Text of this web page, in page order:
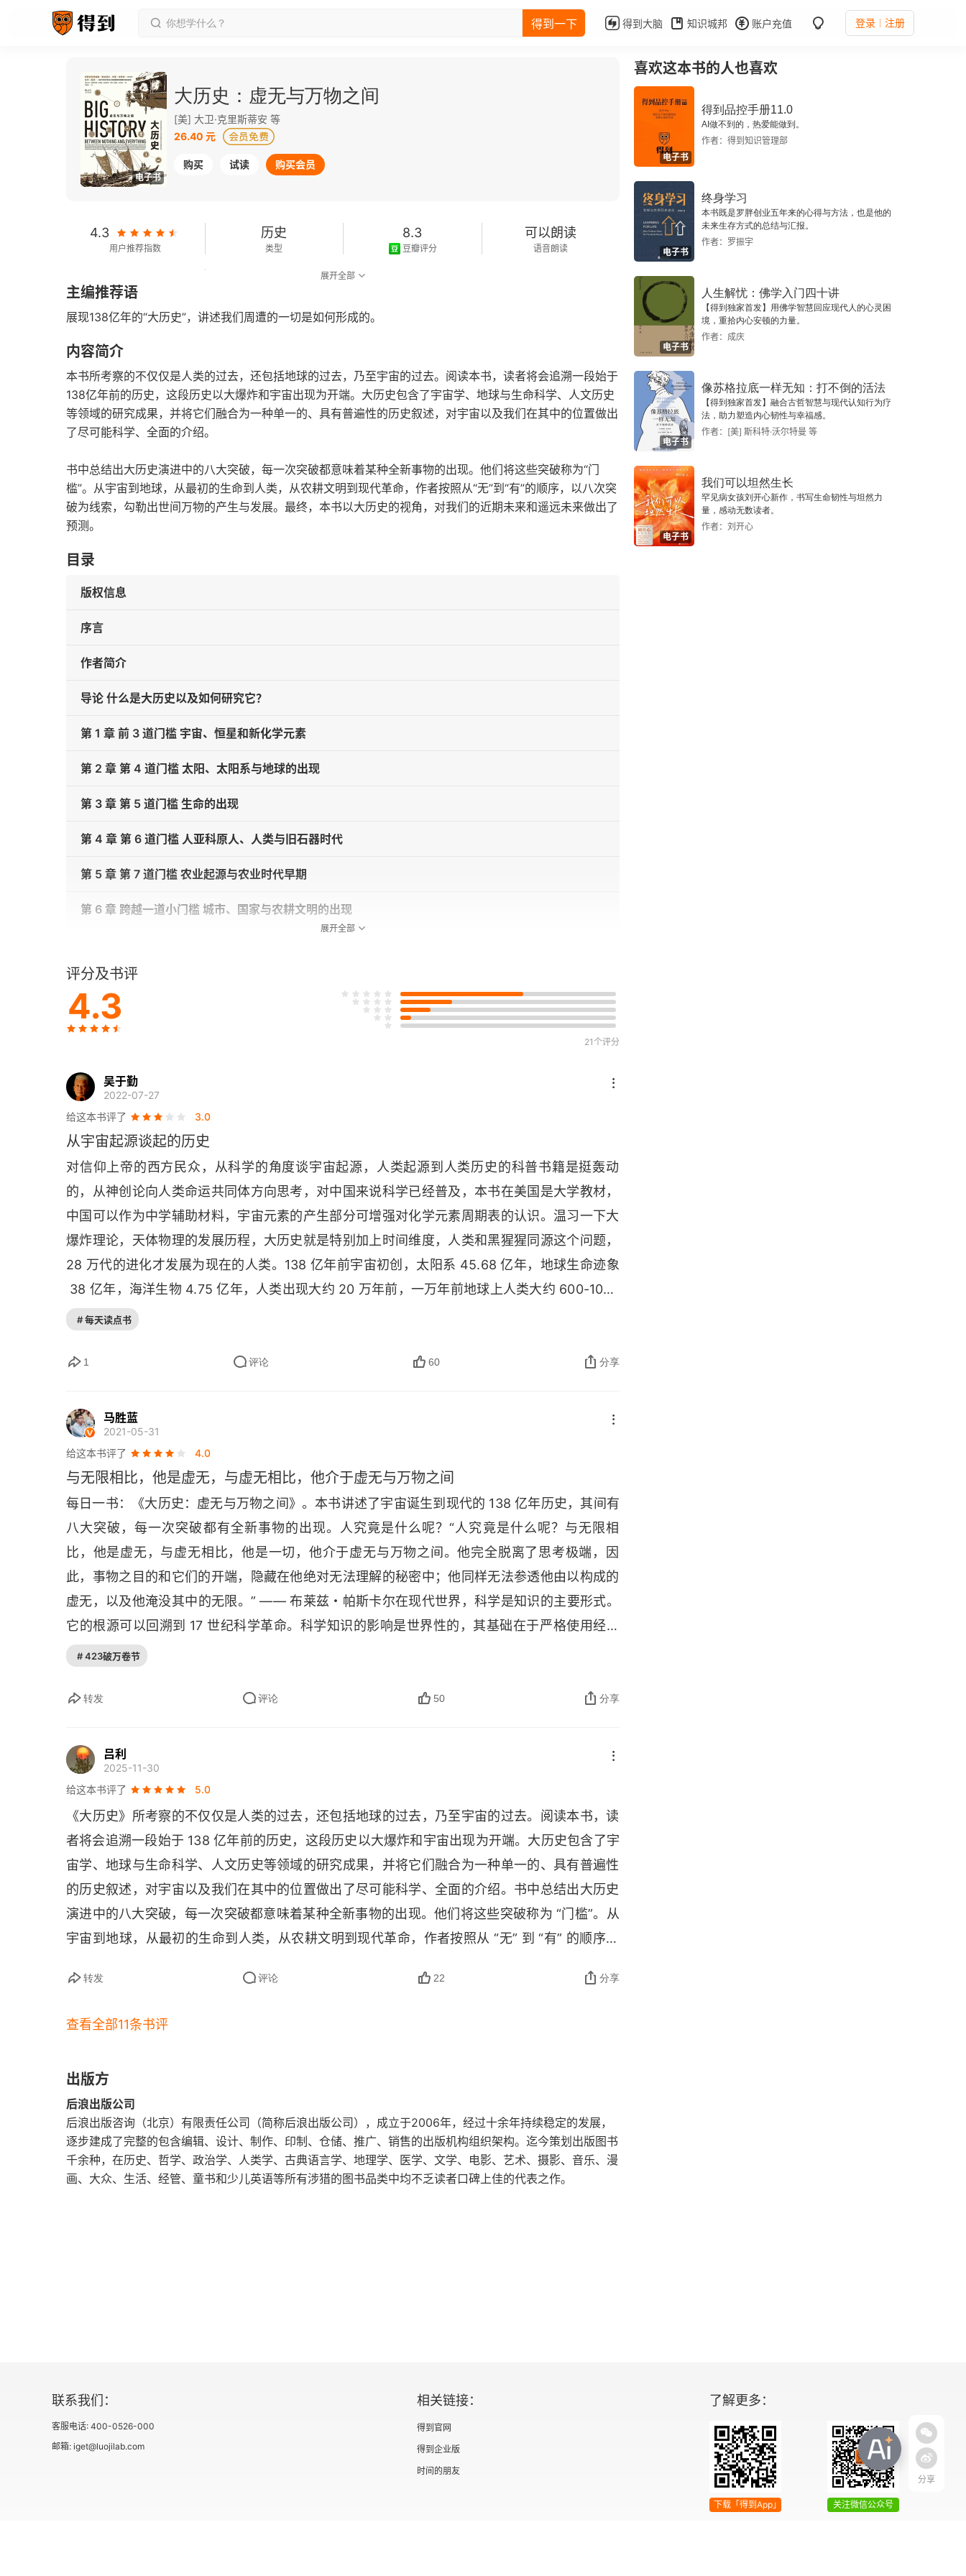
得到一下 得到大脑 知识城邦 账户充值 登录 注册
电子书
大历史：虚无与万物之间
[美] 大卫·克里斯蒂安 等
26.40 元
购买 试读 购买会员
4.3
用户推荐指数
历史
类型
8.3
豆瓣评分
可以朗读
语音朗读
字数
展开全部
主编推荐语
展现138亿年的“大历史”，讲述我们周遭的一切是如何形成的。
内容简介
本书所考察的不仅仅是人类的过去，还包括地球的过去，乃至宇宙的过去。阅读本书，读者将会追溯一段始于
138亿年前的历史，这段历史以大爆炸和宇宙出现为开端。大历史包含了宇宙学、地球与生命科学、人文历史
等领域的研究成果，并将它们融合为一种单一的、具有普遍性的历史叙述，对宇宙以及我们在其中的位置做出
了尽可能科学、全面的介绍。
书中总结出大历史演进中的八大突破，每一次突破都意味着某种全新事物的出现。他们将这些突破称为“门
槛”。从宇宙到地球，从最初的生命到人类，从农耕文明到现代革命，作者按照从“无”到“有”的顺序，以八次突
破为线索，勾勒出世间万物的产生与发展。最终，本书以大历史的视角，对我们的近期未来和遥远未来做出了
预测。
目录
版权信息
序言
作者简介
导论 什么是大历史以及如何研究它？
第 1 章 前 3 道门槛 宇宙、恒星和新化学元素
第 2 章 第 4 道门槛 太阳、太阳系与地球的出现
第 3 章 第 5 道门槛 生命的出现
第 4 章 第 6 道门槛 人亚科原人、人类与旧石器时代
第 5 章 第 7 道门槛 农业起源与农业时代早期
第 6 章 跨越一道小门槛 城市、国家与农耕文明的出现
第 8 章 第二部分 农耕文明时代的非洲-欧亚大陆
第 9 章 第三部分 农耕文明时代的其他世界区
第 11 章 跨越第 8 道门槛 通向现代性的突破
第 12 章 人类世 全球化、发展与可持续性
词汇表
出版后记
彩色插图
展开全部
评分及书评
4.3
21个评分
吴于勤
2022-07-27
给这本书评了
3.0
从宇宙起源谈起的历史
对信仰上帝的西方民众，从科学的角度谈宇宙起源，人类起源到人类历史的科普书籍是挺轰动
的，从神创论向人类命运共同体方向思考，对中国来说科学已经普及，本书在美国是大学教材，
中国可以作为中学辅助材料，宇宙元素的产生部分可增强对化学元素周期表的认识。温习一下大
爆炸理论，天体物理的发展历程，大历史就是特别加上时间维度，人类和黑猩猩同源这个问题，
28 万代的进化才发展为现在的人类。138 亿年前宇宙初创，太阳系 45.68 亿年，地球生命迹象
38 亿年，海洋生物 4.75 亿年，人类出现大约 20 万年前，一万年前地球上人类大约 600-1000
万人，现在 80 亿人。宇宙是能量向物质的转化，人类大历史也是能源转化过程，狩猎采集时代
明开始转向化石能源，化肥和合成饲料，本书成书之时，世界潮流担心化石能源枯竭，现在看来
的科学成果，哲学界一直提醒现代人从神教转向科学教，但科学起码还会主宰几百年。
# 每天读点书
1 评论 60 分享
马胜蓝
2021-05-31
给这本书评了
4.0
与无限相比，他是虚无，与虚无相比，他介于虚无与万物之间
每日一书：《大历史：虚无与万物之间》。本书讲述了宇宙诞生到现代的 138 亿年历史，其间有
八大突破，每一次突破都有全新事物的出现。人究竟是什么呢？“人究竟是什么呢？与无限相
比，他是虚无，与虚无相比，他是一切，他介于虚无与万物之间。他完全脱离了思考极端，因
此，事物之目的和它们的开端，隐藏在他绝对无法理解的秘密中；他同样无法参透他由以构成的
虚无，以及他淹没其中的无限。” —— 布莱兹・帕斯卡尔在现代世界，科学是知识的主要形式。
它的根源可以回溯到 17 世纪科学革命。科学知识的影响是世界性的，其基础在于严格使用经过
仔细检测的证据。托勒密认为，地球是宇宙中心，其他天体都围绕它旋转。基督教神学家声称，
域。天层由一些完美无瑕的、晶莹剔透的圆圈构成，其中有恒星、太阳、行星和其他天体。这些
超新星在 45 亿年前爆炸，它将新的化学元素抛入周围太空。这次爆炸产生的冲击波，就像震动
的鼓面一样，传遍这颗超新星附近的物质星云，并且引起缓慢的引力塌缩。慢慢地，在我们现在
应该很熟悉的一种模式中，物质星云 —— 几乎完全由氢和氦构成，不过也含有少量其他的化学
元素 —— 开始在恒星形成的早期阶段塌缩。最终，我们的太阳和太阳系在这种塌缩中形成。长
期以来，思想家们就在想方设法界定生命。以下是一些传统的答案：①与非生命事物相比，生
物是由不同材料构成，是单独被创造出来的；②生物拥有非生命事物所不具备的生命力或精
神。达尔文接受了泛生论，自希腊医生希波克拉底以来，这种思想就广为流传。达尔文相信，动
物躯体的每一部分都会生发出微小的粒子，他称之为 “泛生粒”；每个泛生粒能够发展成为相应的
器官。达尔文认为，泛生粒在血管中循环，最后汇聚到性器官中。来自父母的泛生粒在受精卵中
parental
有可能出现的成功的变异，并且破坏整个自然选择理论。许多生物学家认为，生命的出现，就需
大的未解之谜之一。一旦人类出现，具备一种新的、更强有力的语言形式，并由此获得集体学习
的能力，人类历史就启动了。人类学家理查德・李（
Richard Lee
）对卡拉哈里沙漠山族的 “自己
动手型” 正义做了描述，我们从中可以管窥旧石器时代的死刑：特维杀了三个人，其群落采取了
罕见的共同行动，在光天化日之下伏击他，让他受到致命的伤害。他奄奄一息地躺在地上，所有
男子将毒箭射向他，直到 “他看起来像一头豪猪”（一位告密者的说法）。在他死后，所有男子和
说，与以往相比，现在有更多的人生活在民主政府之下，他们有可能更强劲地参与到决策之中。
民众的力量，再加上他们达到的以寻找解决方法为导向的集体学习，或许能够通过新的政治形式
表达出来。
# 423破万卷节
转发 评论 50 分享
吕利
2025-11-30
给这本书评了
5.0
《大历史》所考察的不仅仅是人类的过去，还包括地球的过去，乃至宇宙的过去。阅读本书，读
者将会追溯一段始于 138 亿年前的历史，这段历史以大爆炸和宇宙出现为开端。大历史包含了宇
宙学、地球与生命科学、人文历史等领域的研究成果，并将它们融合为一种单一的、具有普遍性
的历史叙述，对宇宙以及我们在其中的位置做出了尽可能科学、全面的介绍。书中总结出大历史
演进中的八大突破，每一次突破都意味着某种全新事物的出现。他们将这些突破称为 “门槛”。从
宇宙到地球，从最初的生命到人类，从农耕文明到现代革命，作者按照从 “无” 到 “有” 的顺序，
未来和遥远未来做出了预测。
转发 评论 22 分享
查看全部11条书评
出版方
后浪出版公司
后浪出版咨询（北京）有限责任公司（简称后浪出版公司），成立于2006年，经过十余年持续稳定的发展，
逐步建成了完整的包含编辑、设计、制作、印制、仓储、推广、销售的出版机构组织架构。迄今策划出版图书
千余种，在历史、哲学、政治学、人类学、古典语言学、地理学、医学、文学、电影、艺术、摄影、音乐、漫
画、大众、生活、经管、童书和少儿英语等所有涉猎的图书品类中均不乏读者口碑上佳的代表之作。
喜欢这本书的人也喜欢
电子书
得到品控手册11.0
AI做不到的，热爱能做到。
作者：得到知识管理部
电子书
终身学习
本书既是罗胖创业五年来的心得与方法，也是他的
未来生存方式的总结与汇报。
作者：罗振宇
电子书
人生解忧：佛学入门四十讲
【得到独家首发】用佛学智慧回应现代人的心灵困
境，重拾内心安顿的力量。
作者：成庆
电子书
像苏格拉底一样无知：打不倒的活法
【得到独家首发】融合古哲智慧与现代认知行为疗
法，助力塑造内心韧性与幸福感。
作者：[美] 斯科特·沃尔特曼 等
电子书
我们可以坦然生长
罕见病女孩刘开心新作，书写生命韧性与坦然力
量，感动无数读者。
作者：刘开心
分享
联系我们：
客服电话: 400-0526-000
邮箱: iget@luojilab.com
相关链接：
得到官网
得到企业版
时间的朋友
了解更多：
下载「得到App」 关注微信公众号